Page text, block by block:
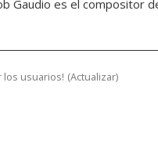
Gaudio es el compositor
los usuarios! (Actualizar)